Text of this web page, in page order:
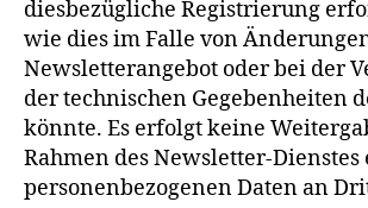
diesbezügliche Registrierung
wie dies im Falle von
Newsletterangebot oder bei der
der technischen Gegebenheiten
könnte. Es erfolgt keine
Rahmen des Newsletter-
personenbezogenen Daten an